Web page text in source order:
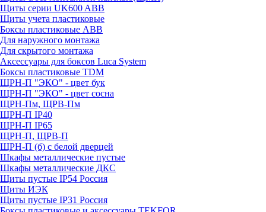
Щиты серии UK600 ABB
Щиты учета пластиковые
Боксы пластиковые ABB
Для наружного монтажа
Для скрытого монтажа
Аксессуары для боксов Luca System
Боксы пластиковые TDM
ЩРН-П "ЭКО" - цвет бук
ЩРН-П "ЭКО" - цвет сосна
ЩРН-Пм, ЩРВ-Пм
ЩРН-П IP40
ЩРН-П IP65
ЩРН-П, ЩРВ-П
ЩРН-П (б) с белой дверцей
Шкафы металлические пустые
Шкафы металлические ДКС
Щиты пустые IP54 Россия
Щиты ИЭК
Щиты пустые IP31 Россия